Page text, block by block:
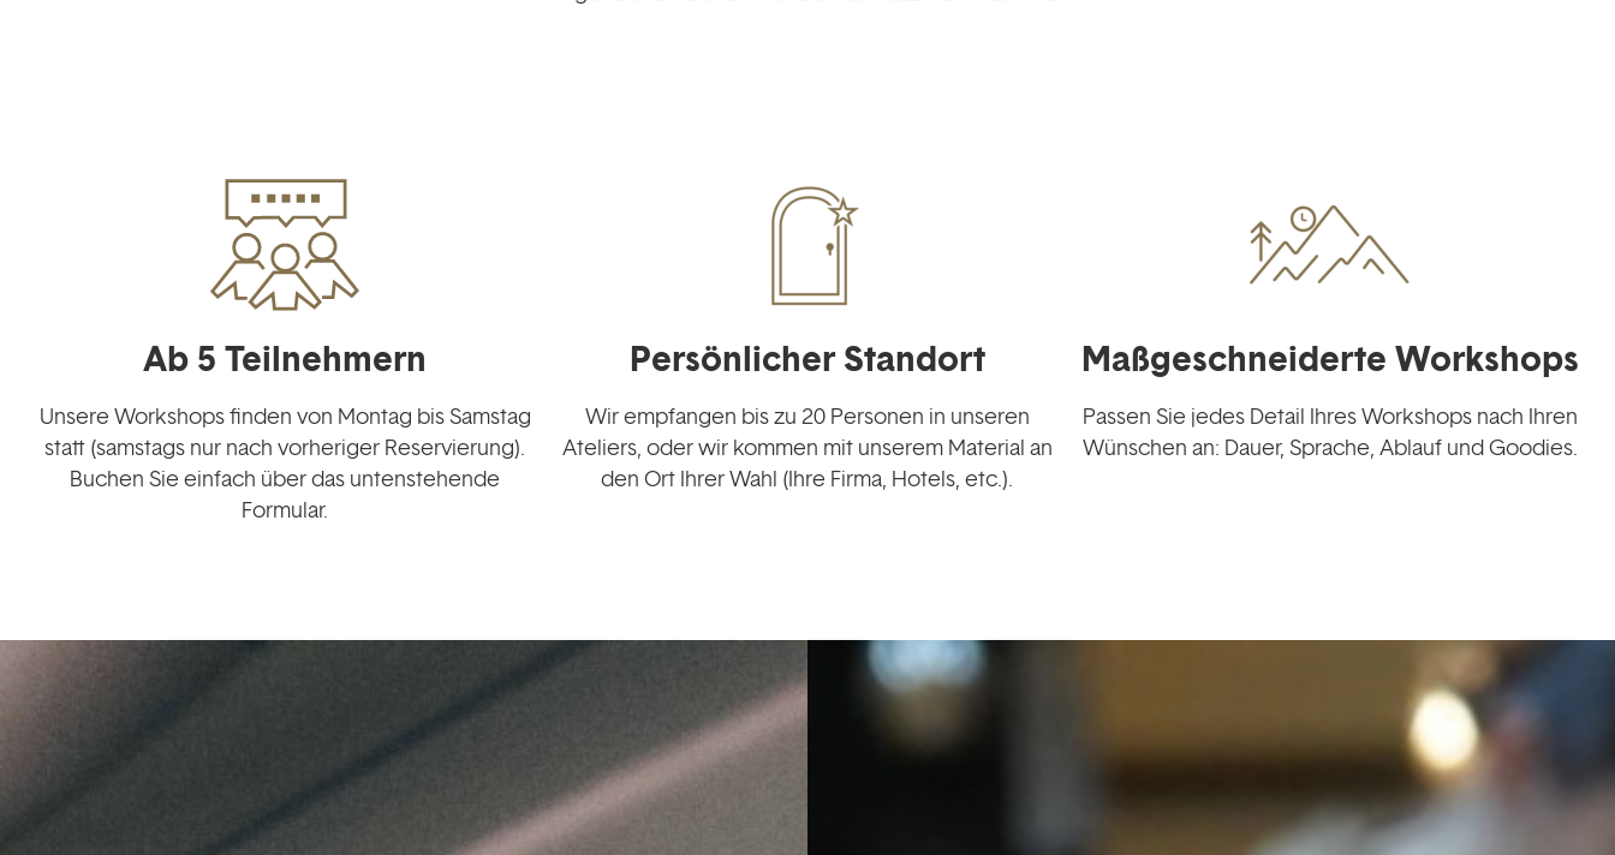
Ab 5 Teilnehmern
Unsere Workshops finden von Montag bis Samstag
statt (samstags nur nach vorheriger Reservierung).
Buchen Sie einfach über das untenstehende
Formular.
Persönlicher Standort
Wir empfangen bis zu 20 Personen in unseren
Ateliers, oder wir kommen mit unserem Material an
den Ort Ihrer Wahl (Ihre Firma, Hotels, etc.).
Maßgeschneiderte Workshops
Passen Sie jedes Detail Ihres Workshops nach Ihren
Wünschen an: Dauer, Sprache, Ablauf und Goodies.